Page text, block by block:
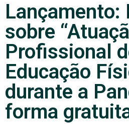
Lançamento:
sobre
Profissional
Educação
durante a
forma